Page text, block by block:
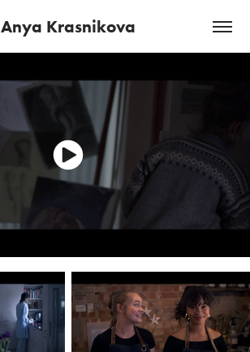
Anya Krasnikova